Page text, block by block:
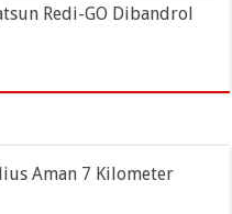
Redi-GO Dibandrol
Aman 7 Kilometer